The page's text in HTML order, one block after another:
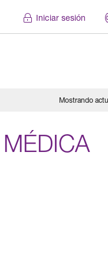
Iniciar sesión
Mostrando